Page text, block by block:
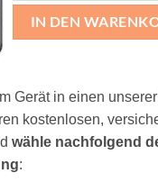
Gerät in einen
kostenlosen,
wähle nachfolgend
:
IN DEN